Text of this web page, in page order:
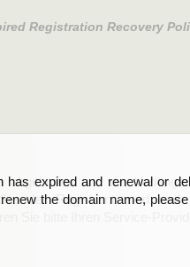
Registration Recovery
has expired and renewal or
the domain name,
abgelaufen und die
der Registrant sind und
Sie bitte Ihren Service-